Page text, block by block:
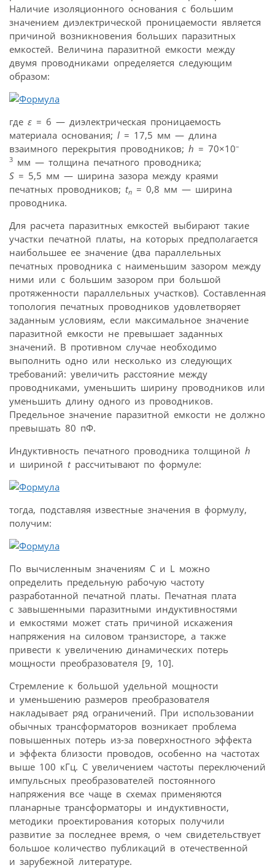
Наличие изоляционного основания с большим
значением диэлектрической проницаемости является
причиной возникновения больших паразитных
емкостей. Величина паразитной емкости между
двумя проводниками определяется следующим
образом:
где ε = 6 — диэлектрическая проницаемость
материала основания; l = 17,5 мм — длина
взаимного перекрытия проводников; h = 70×10–
3 мм — толщина печатного проводника;
S = 5,5 мм — ширина зазора между краями
печатных проводников; tn = 0,8 мм — ширина
проводника.
Для расчета паразитных емкостей выбирают такие
участки печатной платы, на которых предполагается
наибольшее ее значение (два параллельных
печатных проводника с наименьшим зазором между
ними или с большим зазором при большой
протяженности параллельных участков). Составленная
топология печатных проводников удовлетворяет
заданным условиям, если максимальное значение
паразитной емкости не превышает заданных
значений. В противном случае необходимо
выполнить одно или несколько из следующих
требований: увеличить расстояние между
проводниками, уменьшить ширину проводников или
уменьшить длину одного из проводников.
Предельное значение паразитной емкости не должно
превышать 80 пФ.
Индуктивность печатного проводника толщиной h
и шириной tрассчитывают по формуле:
тогда, подставляя известные значения в формулу,
получим:
По вычисленным значениям С и L можно
определить предельную рабочую частоту
разработанной печатной платы. Печатная плата
с завышенными паразитными индуктивностями
и емкостями может стать причиной искажения
напряжения на силовом транзисторе, а также
привести к увеличению динамических потерь
мощности преобразователя [9, 10].
Стремление к большой удельной мощности
и уменьшению размеров преобразователя
накладывает ряд ограничений. При использовании
обычных трансформаторов возникает проблема
повышенных потерь из-за поверхностного эффекта
и эффекта близости проводов, особенно на частотах
выше 100 кГц. С увеличением частоты переключений
импульсных преобразователей постоянного
напряжения все чаще в схемах применяются
планарные трансформаторы и индуктивности,
методики проектирования которых получили
развитие за последнее время, о чем свидетельствует
большое количество публикаций в отечественной
и зарубежной литературе.